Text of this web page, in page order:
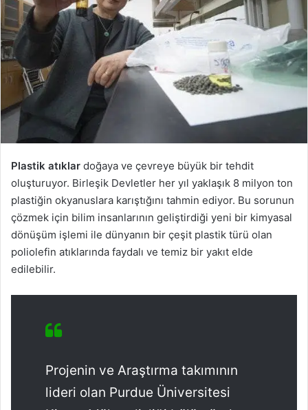
Plastik atıklar doğaya ve çevreye büyük bir tehdit
oluşturuyor. Birleşik Devletler her yıl yaklaşık 8 milyon ton
plastiğin okyanuslara karıştığını tahmin ediyor. Bu sorunun
çözmek için bilim insanlarının geliştirdiği yeni bir kimyasal
dönüşüm işlemi ile dünyanın bir çeşit plastik türü olan
poliolefin atıklarında faydalı ve temiz bir yakıt elde
edilebilir.
Projenin ve Araştırma takımının
lideri olan Purdue Üniversitesi